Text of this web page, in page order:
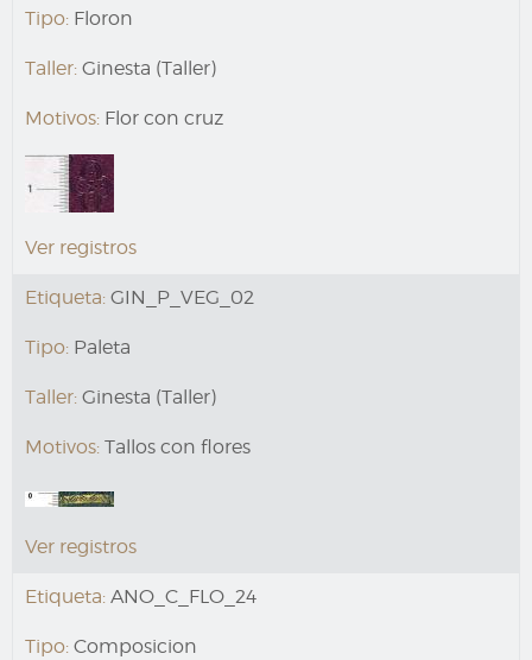
Tipo: Floron
Taller: Ginesta (Taller)
Motivos: Flor con cruz
Ver registros
Etiqueta: GIN_P_VEG_02
Tipo: Paleta
Taller: Ginesta (Taller)
Motivos: Tallos con flores
Ver registros
Etiqueta: ANO_C_FLO_24
Tipo: Composicion